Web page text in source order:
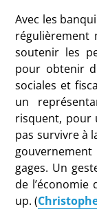
Avec les
régulièrement
soutenir les
pour obtenir
sociales et
un
risquent, pour
pas survivre à
gages. Un
de l’économie
up. (